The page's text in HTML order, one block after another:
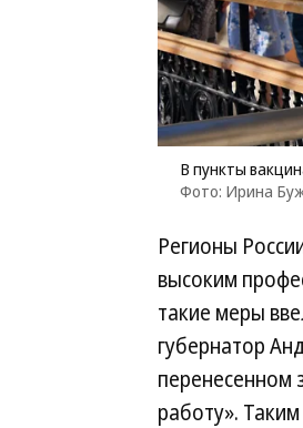
В пункты
Фото: Ирина
Регионы
высоким
такие меры
губернатор
перенесенном
работу».